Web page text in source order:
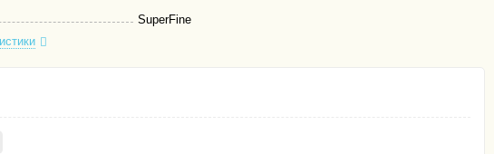
SuperFine